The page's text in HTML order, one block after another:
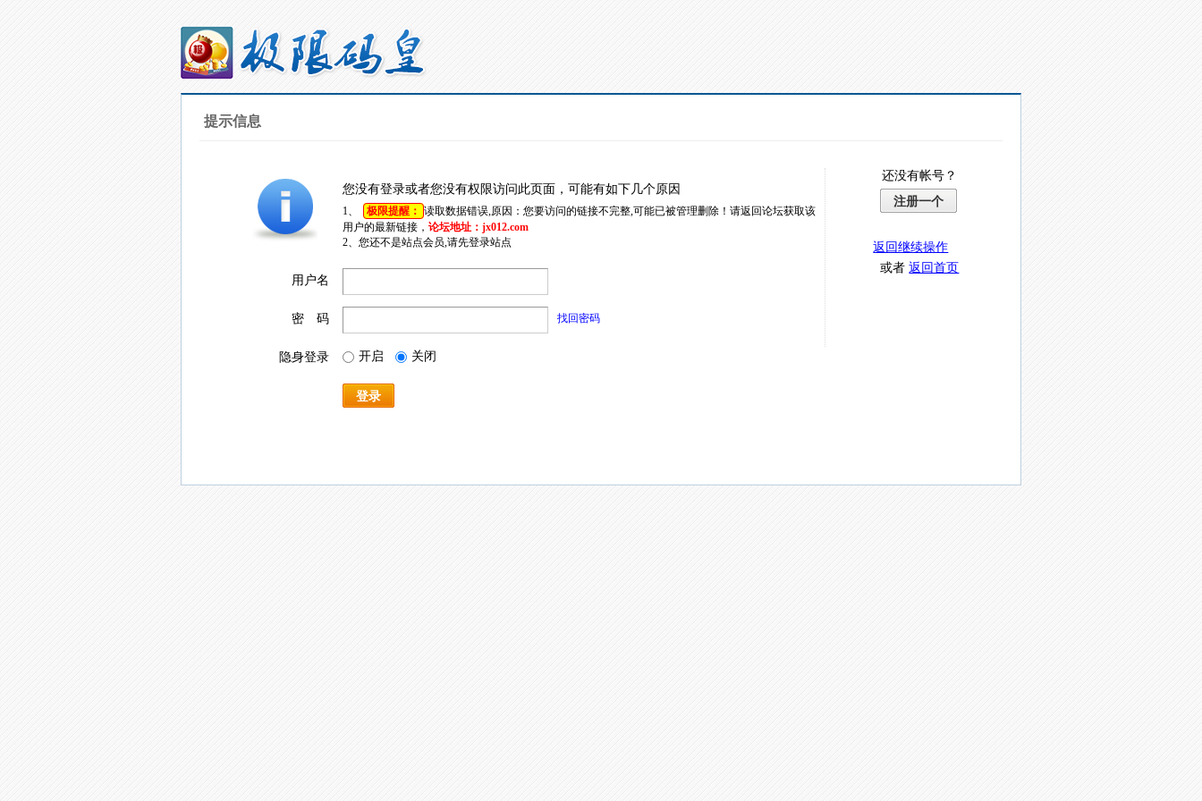
提示信息
您没有登录或者您没有权限访问此页面，可能有如下几个原因
1、 极限提醒： 读取数据错误,原因：您要访问的链接不完整,可能已被管理删除！请返回论坛获取该
用户的最新链接， 论坛地址：jx012.com
2、您还不是站点会员,请先登录站点
用户名
密 码 找回密码
隐身登录 开启 关闭
登录
还没有帐号？
注册一个
返回继续操作
或者返回首页